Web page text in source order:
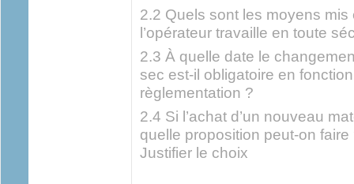
2.2 Quels sont les moyens
l’opérateur travaille en toute
2.3 À quelle date le
sec est-il obligatoire en
règlementation ?
2.4 Si l’achat d’un nouveau
quelle proposition peut-on
Justifier le choix